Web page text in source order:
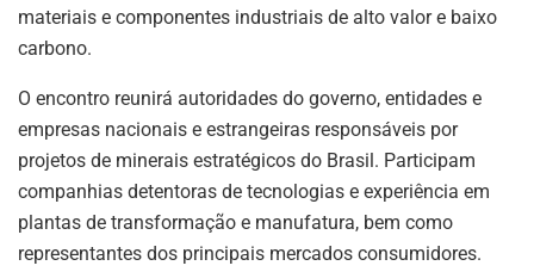
materiais e componentes industriais de alto valor e baixo
carbono.
O encontro reunirá autoridades do governo, entidades e
empresas nacionais e estrangeiras responsáveis por
projetos de minerais estratégicos do Brasil. Participam
companhias detentoras de tecnologias e experiência em
plantas de transformação e manufatura, bem como
representantes dos principais mercados consumidores.